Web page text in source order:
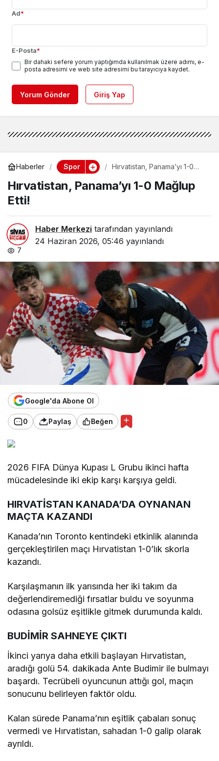
Ad*
E-Posta*
Bir dahaki sefere yorum yaptığımda kullanılmak üzere adımı, e-
posta adresimi ve web site adresimi bu tarayıcıya kaydet.
Yorum Gönder Giriş Yap
Haberler Spor
Hırvatistan, Panama’yı 1-0
Hırvatistan, Panama’yı 1-0 Mağlup
Etti!
Haber Merkezi tarafından yayınlandı
24 Haziran 2026, 05:46 yayınlandı
7
Google'da Abone Ol
0 Paylaş Beğen
2026 FIFA Dünya Kupası L Grubu ikinci hafta
mücadelesinde iki ekip karşı karşıya geldi.
HIRVATİSTAN KANADA’DA OYNANAN
MAÇTA KAZANDI
Kanada’nın Toronto kentindeki etkinlik alanında
gerçekleştirilen maçı Hırvatistan 1-0’lık skorla
kazandı.
Karşılaşmanın ilk yarısında her iki takım da
değerlendiremediği fırsatlar buldu ve soyunma
odasına golsüz eşitlikle gitmek durumunda kaldı.
BUDİMİR SAHNEYE ÇIKTI
İkinci yarıya daha etkili başlayan Hırvatistan,
aradığı golü 54. dakikada Ante Budimir ile bulmayı
başardı. Tecrübeli oyuncunun attığı gol, maçın
sonucunu belirleyen faktör oldu.
Kalan sürede Panama’nın eşitlik çabaları sonuç
vermedi ve Hırvatistan, sahadan 1-0 galip olarak
ayrıldı.